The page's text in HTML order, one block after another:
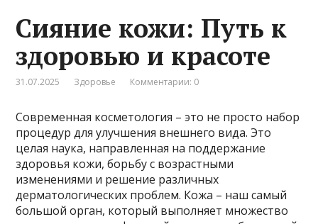
Сияние кожи: Путь к
здоровью и красоте
31.07.2025 Здоровье Комментарии: 0
Современная косметология – это не просто набор
процедур для улучшения внешнего вида. Это
целая наука, направленная на поддержание
здоровья кожи, борьбу с возрастными
изменениями и решение различных
дерматологических проблем. Кожа – наш самый
большой орган, который выполняет множество